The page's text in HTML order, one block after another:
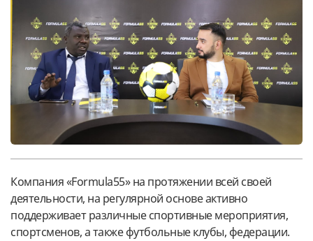
Компания «Formula55» на протяжении всей своей
деятельности, на регулярной основе активно
поддерживает различные спортивные мероприятия,
спортсменов, а также футбольные клубы, федерации.